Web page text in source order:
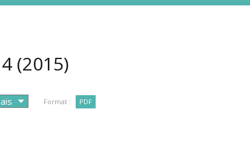
(2015)
Format : PDF